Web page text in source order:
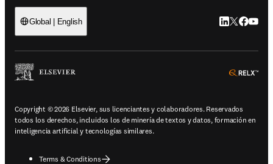
Global | English LinkedIn se
Twitter se
Copyright © 2026 Elsevier, sus licenciantes y colaboradores. Reservados
todos los derechos, incluidos los de minería de textos y datos, formación en
inteligencia artificial y tecnologías similares.
Terms & Conditions